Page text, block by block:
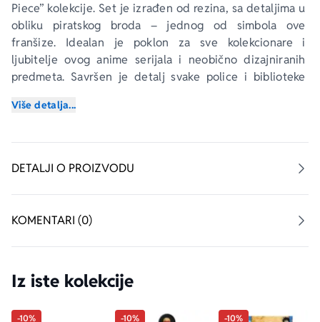
Piece” kolekcije. Set je izrađen od rezina, sa detaljima u
obliku piratskog broda – jednog od simbola ove
franšize. Idealan je poklon za sve kolekcionare i
ljubitelje ovog anime serijala i neobično dizajniranih
predmeta. Savršen je detalj svake police i biblioteke
Više detalja...
DETALJI O PROIZVODU
KOMENTARI (0)
Iz iste kolekcije
-10% -10% -10%